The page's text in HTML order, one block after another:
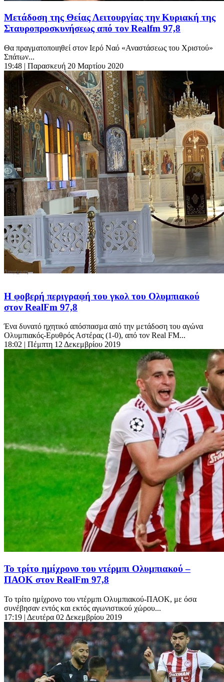
Μετάδοση της Θείας Λειτουργίας την Κυριακή της
Σταυροπροσκυνήσεως από τον Realfm 97,8
Θα πραγματοποιηθεί στον Ιερό Ναό «Αναστάσεως του Χριστού»
Σπάτων...
19:48 | Παρασκευή 20 Μαρτίου 2020
Η φοβερή περιγραφή του γκολ του Ολυμπιακού
στον RealFm 97,8
Ένα δυνατό ηχητικό απόσπασμα από την μετάδοση του αγώνα
Ολυμπιακός-Ερυθρός Αστέρας (1-0), από τον Real FM...
18:02 | Πέμπτη 12 Δεκεμβρίου 2019
Το τρίτο ημίχρονο του ντέρμπι Ολυμπιακού –
ΠΑΟΚ στον RealFm 97,8
Το τρίτο ημίχρονο του ντέρμπι Ολυμπιακού-ΠΑΟΚ, με όσα
συνέβησαν εντός και εκτός αγωνιστικού χώρου...
17:19 | Δευτέρα 02 Δεκεμβρίου 2019